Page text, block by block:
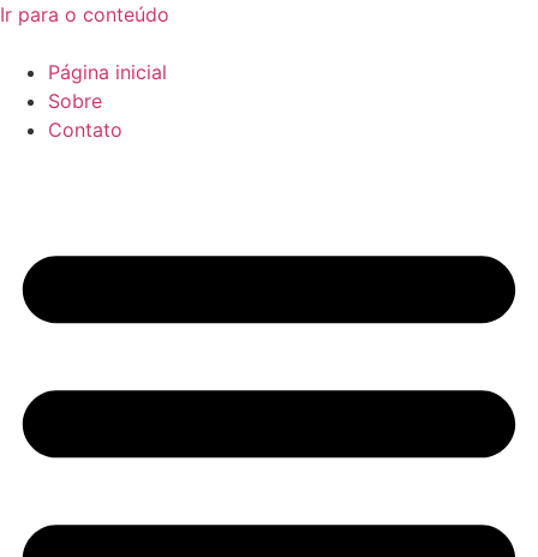
Ir para o conteúdo
Página inicial
Sobre
Contato